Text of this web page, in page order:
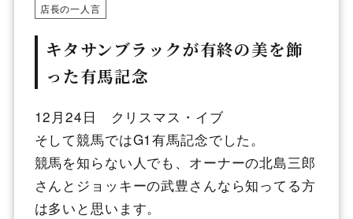
店長の一人言
キタサンブラックが有終の美を飾
った有馬記念
12月24日 クリスマス・イブ
そして競馬ではG1有馬記念でした。
競馬を知らない人でも、オーナーの北島三郎
さんとジョッキーの武豊さんなら知ってる方
は多いと思います。